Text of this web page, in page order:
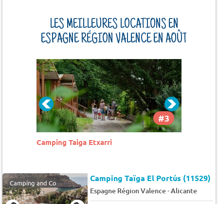
LES MEILLEURES LOCATIONS EN
ESPAGNE RÉGION VALENCE EN AOÛT
#3
Camping Taiga Etxarri
Camping and Co Camping Taïga El Portús (11529)
Espagne Région Valence-Alicante